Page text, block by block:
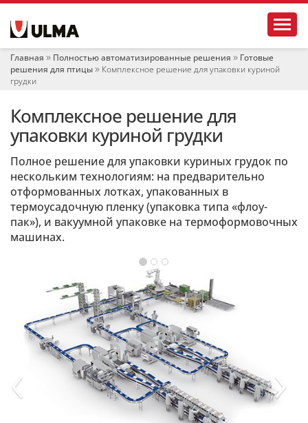
и Главная Полностью автоматизированные решения
Готовые
решения для птицы
Комплексное решение для упаковки куриной
грудки
Комплексное решение для
упаковки куриной грудки
Полное решение для упаковки куриных грудок по
нескольким технологиям: на предварительно
отформованных лотках, упакованных в
термоусадочную пленку (упаковка типа «флоу-
пак»), и вакуумной упаковке на термоформовочных
машинах.
‹ ›